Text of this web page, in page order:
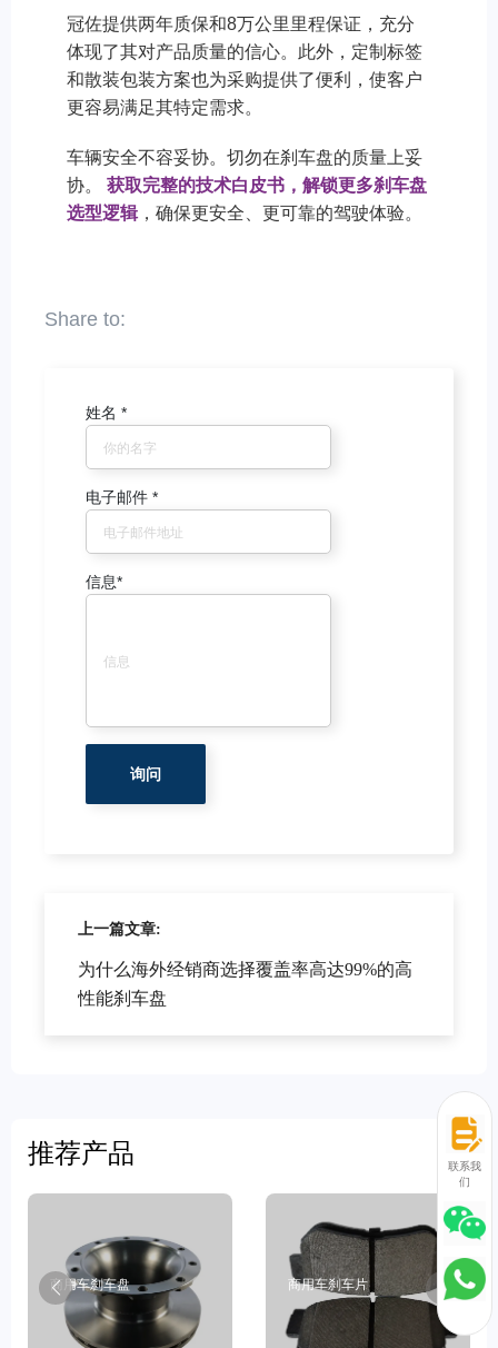
冠佐提供两年质保和8万公里里程保证，充分
体现了其对产品质量的信心。此外，定制标签
和散装包装方案也为采购提供了便利，使客户
更容易满足其特定需求。
车辆安全不容妥协。切勿在刹车盘的质量上妥
协。 获取完整的技术白皮书，解锁更多刹车盘
选型逻辑，确保更安全、更可靠的驾驶体验。
姓名 *
电子邮件 *
信息*
上一篇文章:
为什么海外经销商选择覆盖率高达99%的高
性能刹车盘
推荐产品
商用车刹车盘 商用车刹车片
联系我
们